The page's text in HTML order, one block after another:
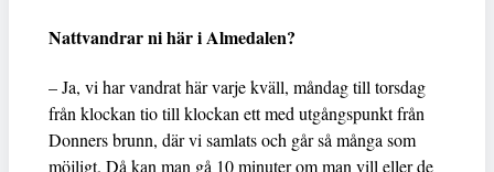
Nattvandrar ni här i Almedalen?
– Ja, vi har vandrat här varje kväll, måndag till torsdag
från klockan tio till klockan ett med utgångspunkt från
Donners brunn, där vi samlats och går så många som
möjligt. Då kan man gå 10 minuter om man vill eller de